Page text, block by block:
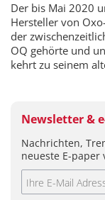
Der bis Mai 2020
Hersteller von
der
OQ gehörte und
kehrt zu seinem
Newsletter &
Nachrichten,
neueste E-paper